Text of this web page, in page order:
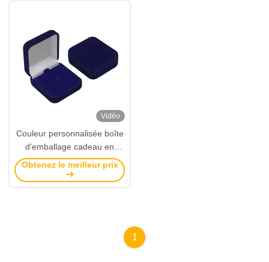
Vidéo
Couleur personnalisée boîte
d'emballage cadeau en
velours écologique en émail
dur
Obtenez le meilleur prix
1